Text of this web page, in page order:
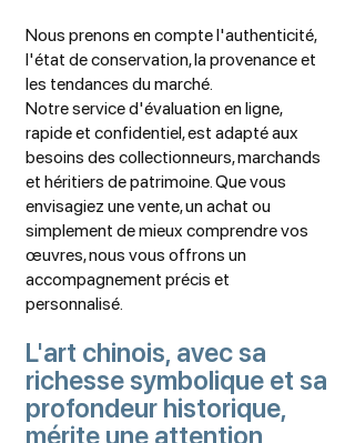
Nous prenons en compte l'authenticité,
l'état de conservation, la provenance et
les tendances du marché.
Notre service d'évaluation en ligne,
rapide et confidentiel, est adapté aux
besoins des collectionneurs, marchands
et héritiers de patrimoine. Que vous
envisagiez une vente, un achat ou
simplement de mieux comprendre vos
œuvres, nous vous offrons un
accompagnement précis et
personnalisé.
L'art chinois, avec sa
richesse symbolique et sa
profondeur historique,
mérite une attention